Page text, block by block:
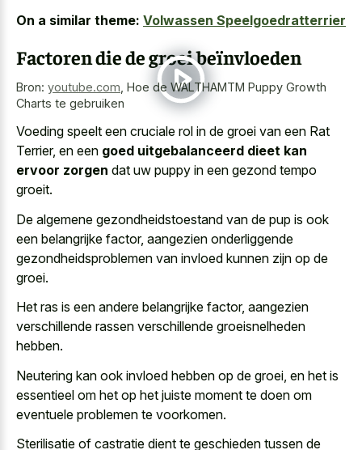
On a similar theme: Volwassen Speelgoedratterrier
Factoren die de groei beïnvloeden
Bron: youtube.com Hoe de WALTHAMTM Puppy Growth
Charts te gebruiken
Voeding speelt een cruciale rol in de groei van een Rat
Terrier, en een goed uitgebalanceerd dieet kan
ervoor zorgen dat uw puppy in een gezond tempo
groeit.
De algemene gezondheidstoestand van de pup is ook
een belangrijke factor, aangezien onderliggende
gezondheidsproblemen van invloed kunnen zijn op de
groei.
Het ras is een andere belangrijke factor, aangezien
verschillende rassen verschillende groeisnelheden
hebben.
Neutering kan ook invloed hebben op de groei, en het is
essentieel om het op het juiste moment te doen om
eventuele problemen te voorkomen.
Sterilisatie of castratie dient te geschieden tussen de